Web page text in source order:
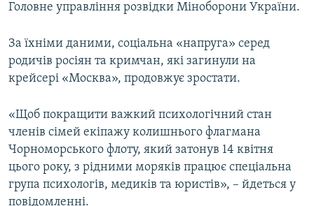
Головне управління розвідки Міноборони України.
За їхніми даними, соціальна «напруга» серед
родичів росіян та кримчан, які загинули на
крейсері «Москва», продовжує зростати.
«Щоб покращити важкий психологічний стан
членів сімей екіпажу колишнього флагмана
Чорноморського флоту, який затонув 14 квітня
цього року, з рідними моряків працює спеціальна
група психологів, медиків та юристів», – йдеться у
повідомленні.